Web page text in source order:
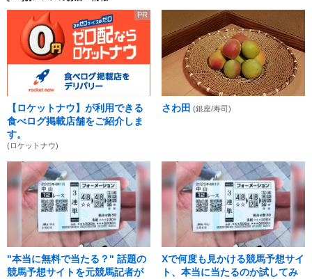
PR
【ロケットナウ】が利用できる
食べログ掲載店舗をご紹介しま
す。
(ロケットナウ)
さわ田 (銀座/寿司)
"本当に無料で当たる？" 話題の
競馬予想サイトを元競馬記者が
Xで何度も見かける競馬予想サイ
ト、本当に当たるのか試してみ